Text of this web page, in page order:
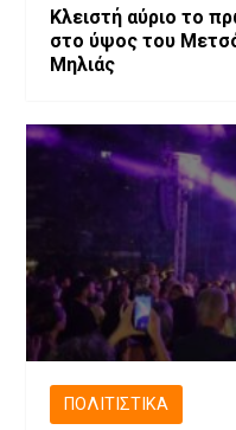
Κλειστή αύριο το
στο ύψος του
Μηλιάς
ΠΟΛΙΤΙΣΤΙΚΆ